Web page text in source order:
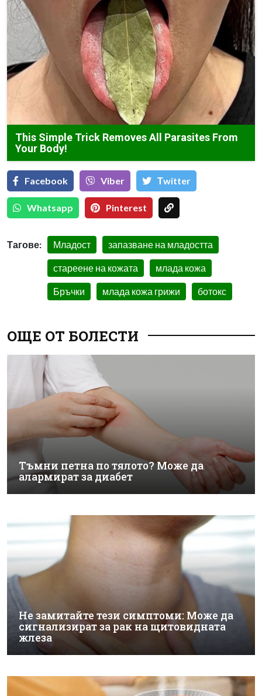
This Simple Trick Removes All Parasites From
Your Body!
Facebook Viber Тwitter
Whatsapp Pinterest
Тагове: Младост запазване на младостта
стареене на кожата млада кожа
Бръчки млада кожа грижи ботокс
ОЩЕ ОТ БОЛЕСТИ
Тъмни петна по тялото? Може да
алармират за диабет
Не замитайте тези симптоми: Може да
сигнализират за рак на щитовидната
жлеза